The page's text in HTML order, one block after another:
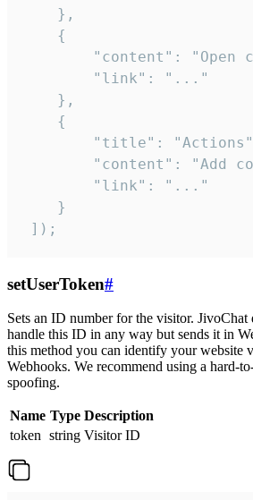
    },
    {
"content": "Open
        "link": "..."
    },
    {
"title":
"content": "Add
        "link": "..."
    }
]);
setUserToken#
Sets an ID number for the visitor. JivoChat
handle this ID in any way but sends it in
this method you can identify your website
Webhooks. We recommend using a hard-
spoofing.
Name Type Description
token string Visitor ID